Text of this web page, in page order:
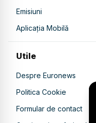
Emisiuni
Aplicația Mobilă
Utile
Despre Euronews
Politica Cookie
Formular de contact